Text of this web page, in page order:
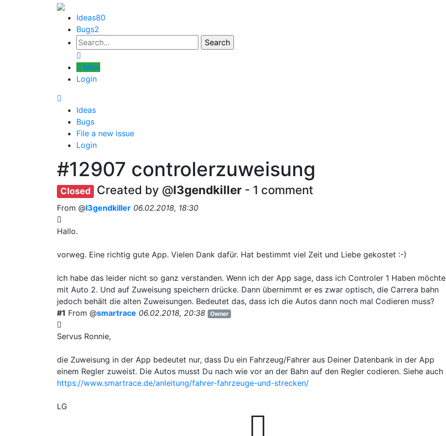
Ideas80
Bugs2
New
Login
Ideas
Bugs
File a new issue
Login
#12907 controlerzuweisung
Closed Created by @l3gendkiller - 1 comment
From @l3gendkiller 06.02.2018, 18:30
Hallo.
vorweg. Eine richtig gute App. Vielen Dank dafür. Hat bestimmt viel Zeit und Liebe gekostet :-)
Ich habe das leider nicht so ganz verstanden. Wenn ich der App sage, dass ich Controler 1 Haben möchte
mit Auto 2. Und auf Zuweisung speichern drücke. Dann übernimmt er es zwar optisch, die Carrera bahn
jedoch behält die alten Zuweisungen. Bedeutet das, dass ich die Autos dann noch mal Codieren muss?
#1 From @smartrace 06.02.2018, 20:38 Owner
Servus Ronnie,
die Zuweisung in der App bedeutet nur, dass Du ein Fahrzeug/Fahrer aus Deiner Datenbank in der App
einem Regler zuweist. Die Autos musst Du nach wie vor an der Bahn auf den Regler codieren. Siehe auch
https://www.smartrace.de/anleitung/fahrer-fahrzeuge-und-strecken/
LG